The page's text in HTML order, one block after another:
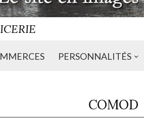
PERSONNALITÉS
COMOD